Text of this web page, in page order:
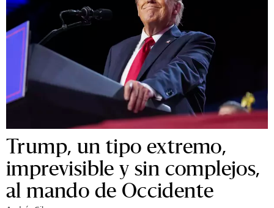
Trump, un tipo extremo,
imprevisible y sin complejos,
al mando de Occidente